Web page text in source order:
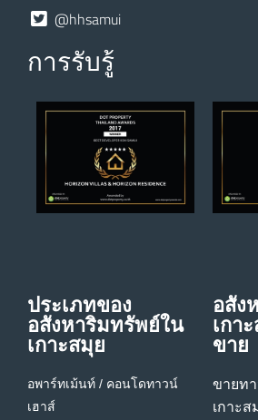
@hhsamui
การรับรู้
ประเภทของ
อสังหาริมทรัพย์ใน
เกาะสมุย
อพาร์ทเม้นท์ / คอนโดทาวน์
เฮาส์
อสัง
เกา
ขาย
ขายท
เกาะส